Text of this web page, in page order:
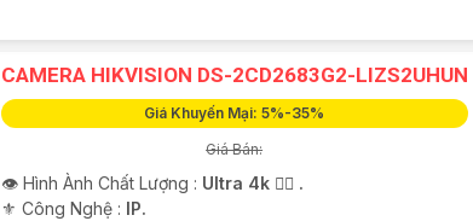
CAMERA HIKVISION DS-2CD2683G2-LIZS2UHUN
Giá Khuyến Mại: 5%-35%
Giá Bán:
👁 Hình Ành Chất Lượng : Ultra 4k 👍🏾 .
⚜️ Công Nghệ : IP.